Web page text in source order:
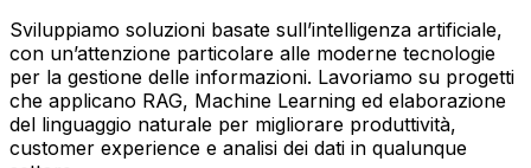
Sviluppiamo soluzioni basate sull’intelligenza artificiale,
con un’attenzione particolare alle moderne tecnologie
per la gestione delle informazioni. Lavoriamo su progetti
che applicano RAG, Machine Learning ed elaborazione
del linguaggio naturale per migliorare produttività,
customer experience e analisi dei dati in qualunque